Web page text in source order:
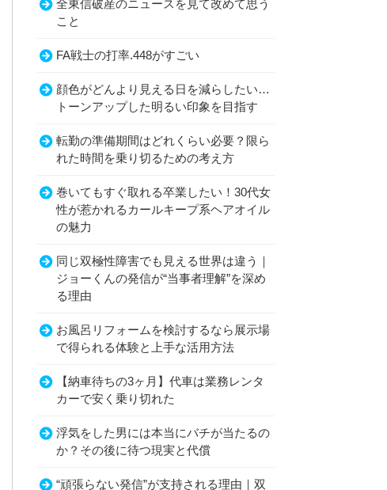
全東信破産のニュースを見て改めて思う
こと
FA戦士の打率.448がすごい
顔色がどんより見える日を減らしたい…
トーンアップした明るい印象を目指す
転勤の準備期間はどれくらい必要？限ら
れた時間を乗り切るための考え方
巻いてもすぐ取れる卒業したい！30代女
性が惹かれるカールキープ系ヘアオイル
の魅力
同じ双極性障害でも見える世界は違う｜
ジョーくんの発信が“当事者理解”を深め
る理由
お風呂リフォームを検討するなら展示場
で得られる体験と上手な活用方法
【納車待ちの3ヶ月】代車は業務レンタ
カーで安く乗り切れた
浮気をした男には本当にバチが当たるの
か？その後に待つ現実と代償
“頑張らない発信”が支持される理由｜双